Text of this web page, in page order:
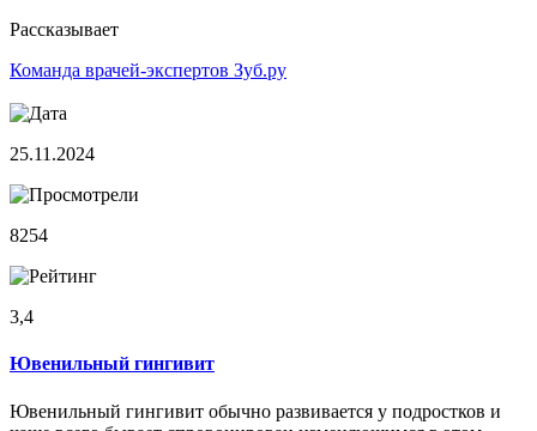
Рассказывает
Команда врачей-экспертов Зуб.ру
25.11.2024
8254
3,4
Ювенильный гингивит
Ювенильный гингивит обычно развивается у подростков и